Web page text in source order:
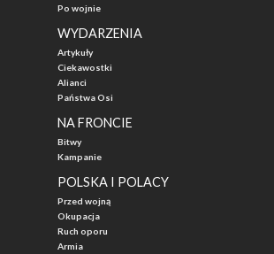
Po wojnie
WYDARZENIA
Artykuły
Ciekawostki
Alianci
Państwa Osi
NA FRONCIE
Bitwy
Kampanie
POLSKA I POLACY
Przed wojną
Okupacja
Ruch oporu
Armia